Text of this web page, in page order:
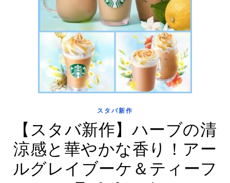
スタバ新作
【スタバ新作】ハーブの清
涼感と華やかな香り！アー
ルグレイブーケ＆ティーフ